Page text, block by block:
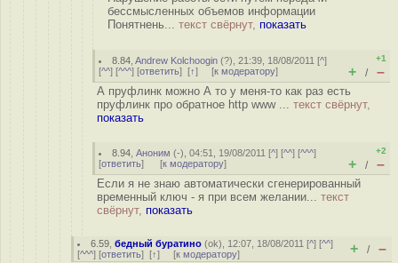
бессмысленных объемов информации
Понятнень... текст свёрнут, показать
8.84 ,Andrew Kolchoogin (?), 21:39, 18/08/2011 [^]
[^^] [^^^] [ответить] [↑] [к модератору]
+1
+ / –
А пруфлинк можно А то у меня-то как раз есть
пруфлинк про обратное http www ... текст свёрнут,
показать
8.94 ,Аноним (-), 04:51, 19/08/2011 [^] [^^] [^^^]
[ответить] [к модератору]
+2
+ / –
Если я не знаю автоматически сгенерированный
временный ключ - я при всем желании... текст
свёрнут, показать
6.59 ,бедный буратино (ok), 12:07, 18/08/2011 [^] [^^]
[^^^] [ответить] [↑] [к модератору] + / –